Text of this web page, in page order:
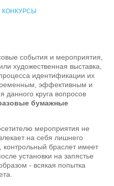
КОНКУРСЫ
события и мероприятия,
художественная выставка,
идентификации их
эффективным и
круга вопросов
бумажные
мероприятия не
на себя лишнего
браслет имеет
установки на запястье
- всякая попытка